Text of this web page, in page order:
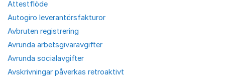
Attestflöde
Autogiro leverantörsfakturor
Avbruten registrering
Avrunda arbetsgivaravgifter
Avrunda socialavgifter
Avskrivningar påverkas retroaktivt